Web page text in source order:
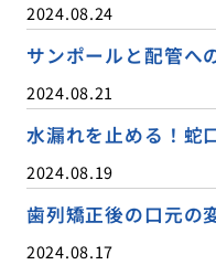
2024.08.24
サンポールと配管へ
2024.08.21
水漏れを止める！蛇
2024.08.19
歯列矯正後の口元の
2024.08.17